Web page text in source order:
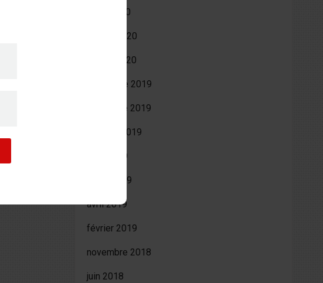
mars 2020
février 2020
janvier 2020
décembre 2019
novembre 2019
octobre 2019
août 2019
juillet 2019
avril 2019
février 2019
novembre 2018
juin 2018